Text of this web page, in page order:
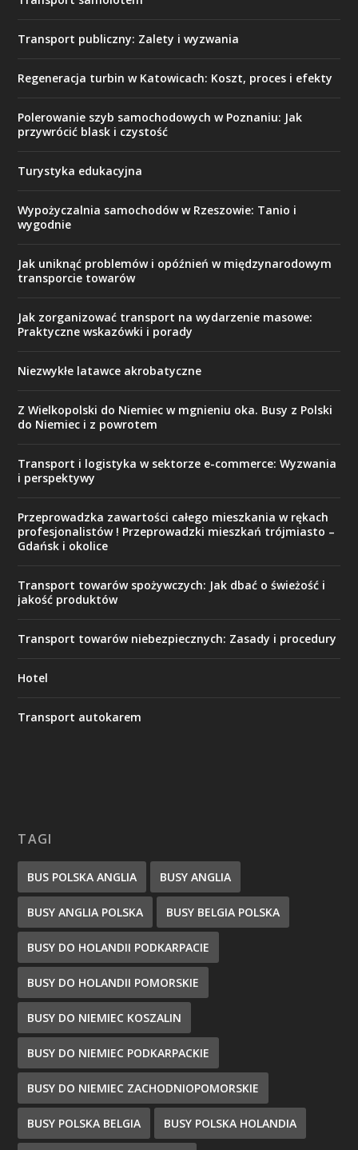
Transport publiczny: Zalety i wyzwania
Regeneracja turbin w Katowicach: Koszt, proces i efekty
Polerowanie szyb samochodowych w Poznaniu: Jak
przywrócić blask i czystość
Turystyka edukacyjna
Wypożyczalnia samochodów w Rzeszowie: Tanio i
wygodnie
Jak uniknąć problemów i opóźnień w międzynarodowym
transporcie towarów
Jak zorganizować transport na wydarzenie masowe:
Praktyczne wskazówki i porady
Niezwykłe latawce akrobatyczne
Z Wielkopolski do Niemiec w mgnieniu oka. Busy z Polski
do Niemiec i z powrotem
Transport i logistyka w sektorze e-commerce: Wyzwania
i perspektywy
Przeprowadzka zawartości całego mieszkania w rękach
profesjonalistów ! Przeprowadzki mieszkań trójmiasto –
Gdańsk i okolice
Transport towarów spożywczych: Jak dbać o świeżość i
jakość produktów
Transport towarów niebezpiecznych: Zasady i procedury
Hotel
Transport autokarem
TAGI
BUS POLSKA ANGLIA BUSY ANGLIA
BUSY ANGLIA POLSKA BUSY BELGIA POLSKA
BUSY DO HOLANDII PODKARPACIE
BUSY DO HOLANDII POMORSKIE
BUSY DO NIEMIEC KOSZALIN
BUSY DO NIEMIEC PODKARPACKIE
BUSY DO NIEMIEC ZACHODNIOPOMORSKIE
BUSY POLSKA BELGIA BUSY POLSKA HOLANDIA